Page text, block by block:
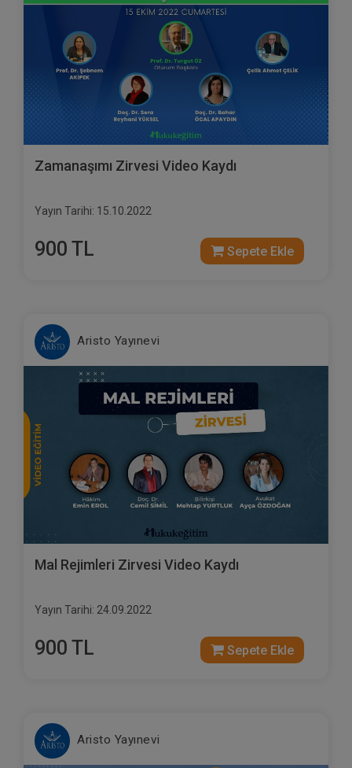
Zamanaşımı Zirvesi Video Kaydı
Yayın Tarihi: 15.10.2022
900 TL Sepete Ekle
Aristo Yayınevi
Mal Rejimleri Zirvesi Video Kaydı
Yayın Tarihi: 24.09.2022
900 TL Sepete Ekle
Aristo Yayınevi